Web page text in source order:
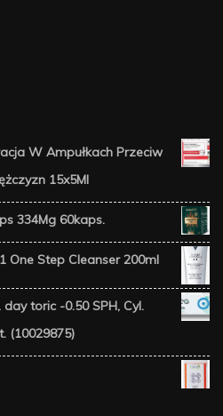
W Ampułkach Przeciw
15x5Ml
334Mg 60kaps.
One Step Cleanser 200ml
toric -0.50 SPH, Cyl.
(10029875)